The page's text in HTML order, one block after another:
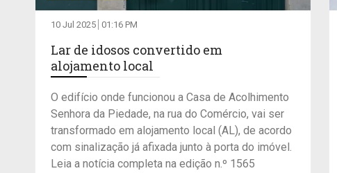
10 Jul 2025 01:16 PM
Lar de idosos convertido em
alojamento local
O edifício onde funcionou a Casa de Acolhimento
Senhora da Piedade, na rua do Comércio, vai ser
transformado em alojamento local (AL), de acordo
com sinalização já afixada junto à porta do imóvel.
Leia a notícia completa na edição n.º 1565